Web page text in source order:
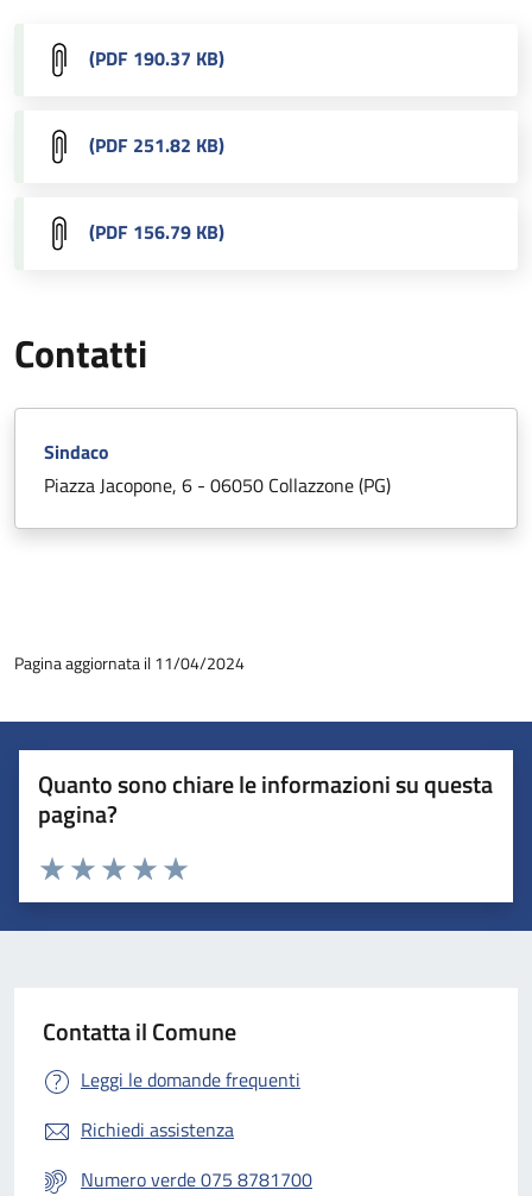
(PDF 190.37 KB)
(PDF 251.82 KB)
(PDF 156.79 KB)
Contatti
Sindaco
Piazza Jacopone, 6 - 06050 Collazzone (PG)
Pagina aggiornata il 11/04/2024
Quanto sono chiare le informazioni su questa
pagina?
Valuta 5 stelle su 5
Valuta 4 stelle su 5
Valuta 3 stelle su 5
Valuta 2 stelle su 5
Valuta 1 stelle su 5
Contatta il Comune
Leggi le domande frequenti
Richiedi assistenza
Numero verde 075 8781700